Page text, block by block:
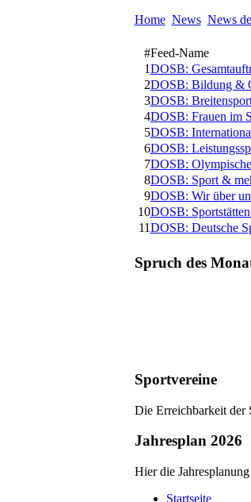
Home News News
#Feed-Name
1DOSB:
2DOSB: Bildung &
3DOSB:
4DOSB: Frauen im
5DOSB:
6DOSB:
7DOSB:
8DOSB: Sport &
9DOSB: Wir über
10DOSB:
11DOSB: Deutsche
Spruch des
Sportvereine
Die Erreichbarkeit der
Jahresplan 2026
Hier die
Startseite